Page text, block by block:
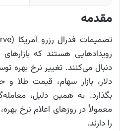
مقدمه
رویدادهایی هستند که
دنبال می‌کنند. تغییر نرخ بهره
دلار، بازار سهام، قیمت طلا و
بگذارد. به همین دلیل،
معمولاً در روزهای اعلام نرخ
را دارند.